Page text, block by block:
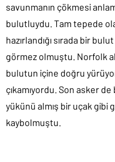
savunmanın çökmesi
bulutluydu. Tam tepede
hazırlandığı sırada bir
görmez olmuştu. Norfolk
bulutun içine doğru
çıkamıyordu. Son asker
yükünü almış bir uçak gibi
kaybolmuştu.